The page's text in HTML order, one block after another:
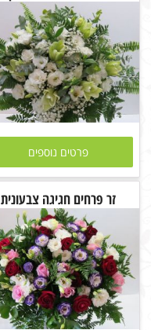
פרטים נוספים
זר פרחים חגיגה צבעונית